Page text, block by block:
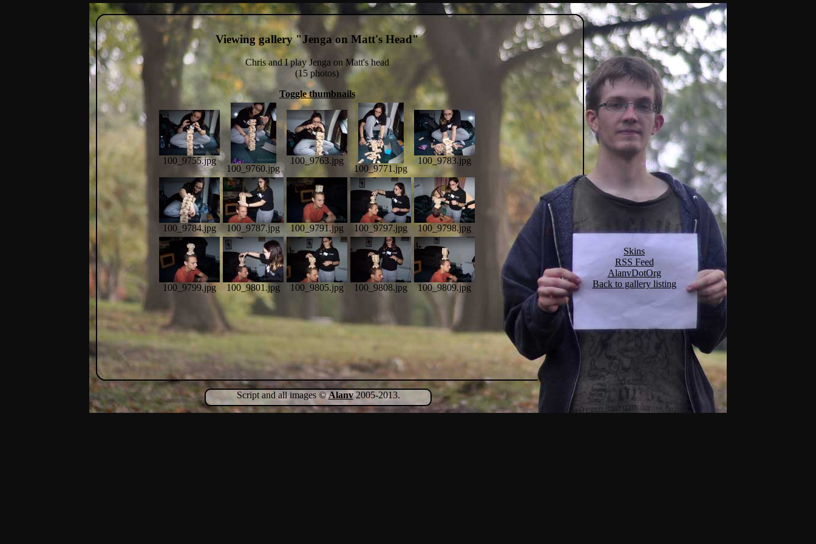
Skins
RSS Feed
AlanvDotOrg
Back to gallery listing
Viewing gallery "Jenga on Matt's Head"
Chris and I play Jenga on Matt's head
(15 photos)
Toggle thumbnails
100_9755.jpg
100_9760.jpg
100_9763.jpg
100_9771.jpg
100_9783.jpg
100_9784.jpg 100_9787.jpg 100_9791.jpg 100_9797.jpg 100_9798.jpg
100_9799.jpg 100_9801.jpg 100_9805.jpg 100_9808.jpg 100_9809.jpg
Script and all images ©Alanv2005-2013.